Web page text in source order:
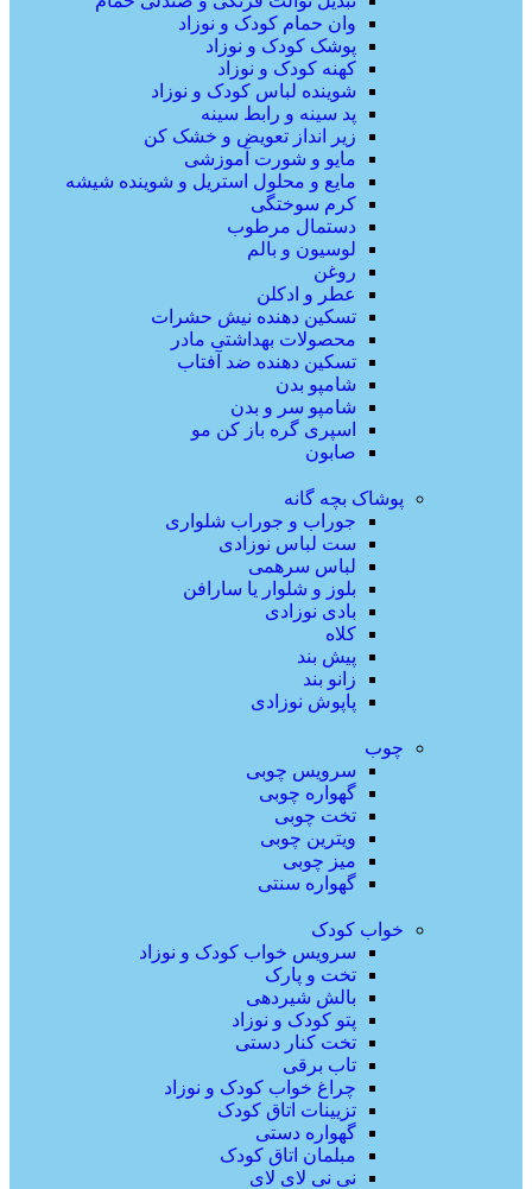
وان حمام کودک و نوزاد
پوشک کودک و نوزاد
کهنه کودک و نوزاد
شوینده لباس کودک و نوزاد
پد سینه و رابط سینه
زیر انداز تعویض و خشک کن
مایو و شورت آموزشی
مایع و محلول استریل و شوینده شیشه
کرم سوختگی
دستمال مرطوب
لوسیون و بالم
روغن
عطر و ادکلن
تسکین دهنده نیش حشرات
محصولات بهداشتی مادر
تسکین دهنده ضد آفتاب
شامپو بدن
شامپو سر و بدن
اسپری گره باز کن مو
صابون
پوشاک بچه گانه
جوراب و جوراب شلواری
ست لباس نوزادی
لباس سرهمی
بلوز و شلوار یا سارافن
بادی نوزادی
کلاه
پیش بند
زانو بند
پاپوش نوزادی
چوب
سرویس چوبی
گهواره چوبی
تخت چوبی
ویترین چوبی
میز چوبی
گهواره سنتی
خواب کودک
سرویس خواب کودک و نوزاد
تخت و پارک
بالش شیردهی
پتو کودک و نوزاد
تخت کنار دستی
تاب برقی
چراغ خواب کودک و نوزاد
تزیینات اتاق کودک
گهواره دستی
مبلمان اتاق کودک
نی نی لای لای